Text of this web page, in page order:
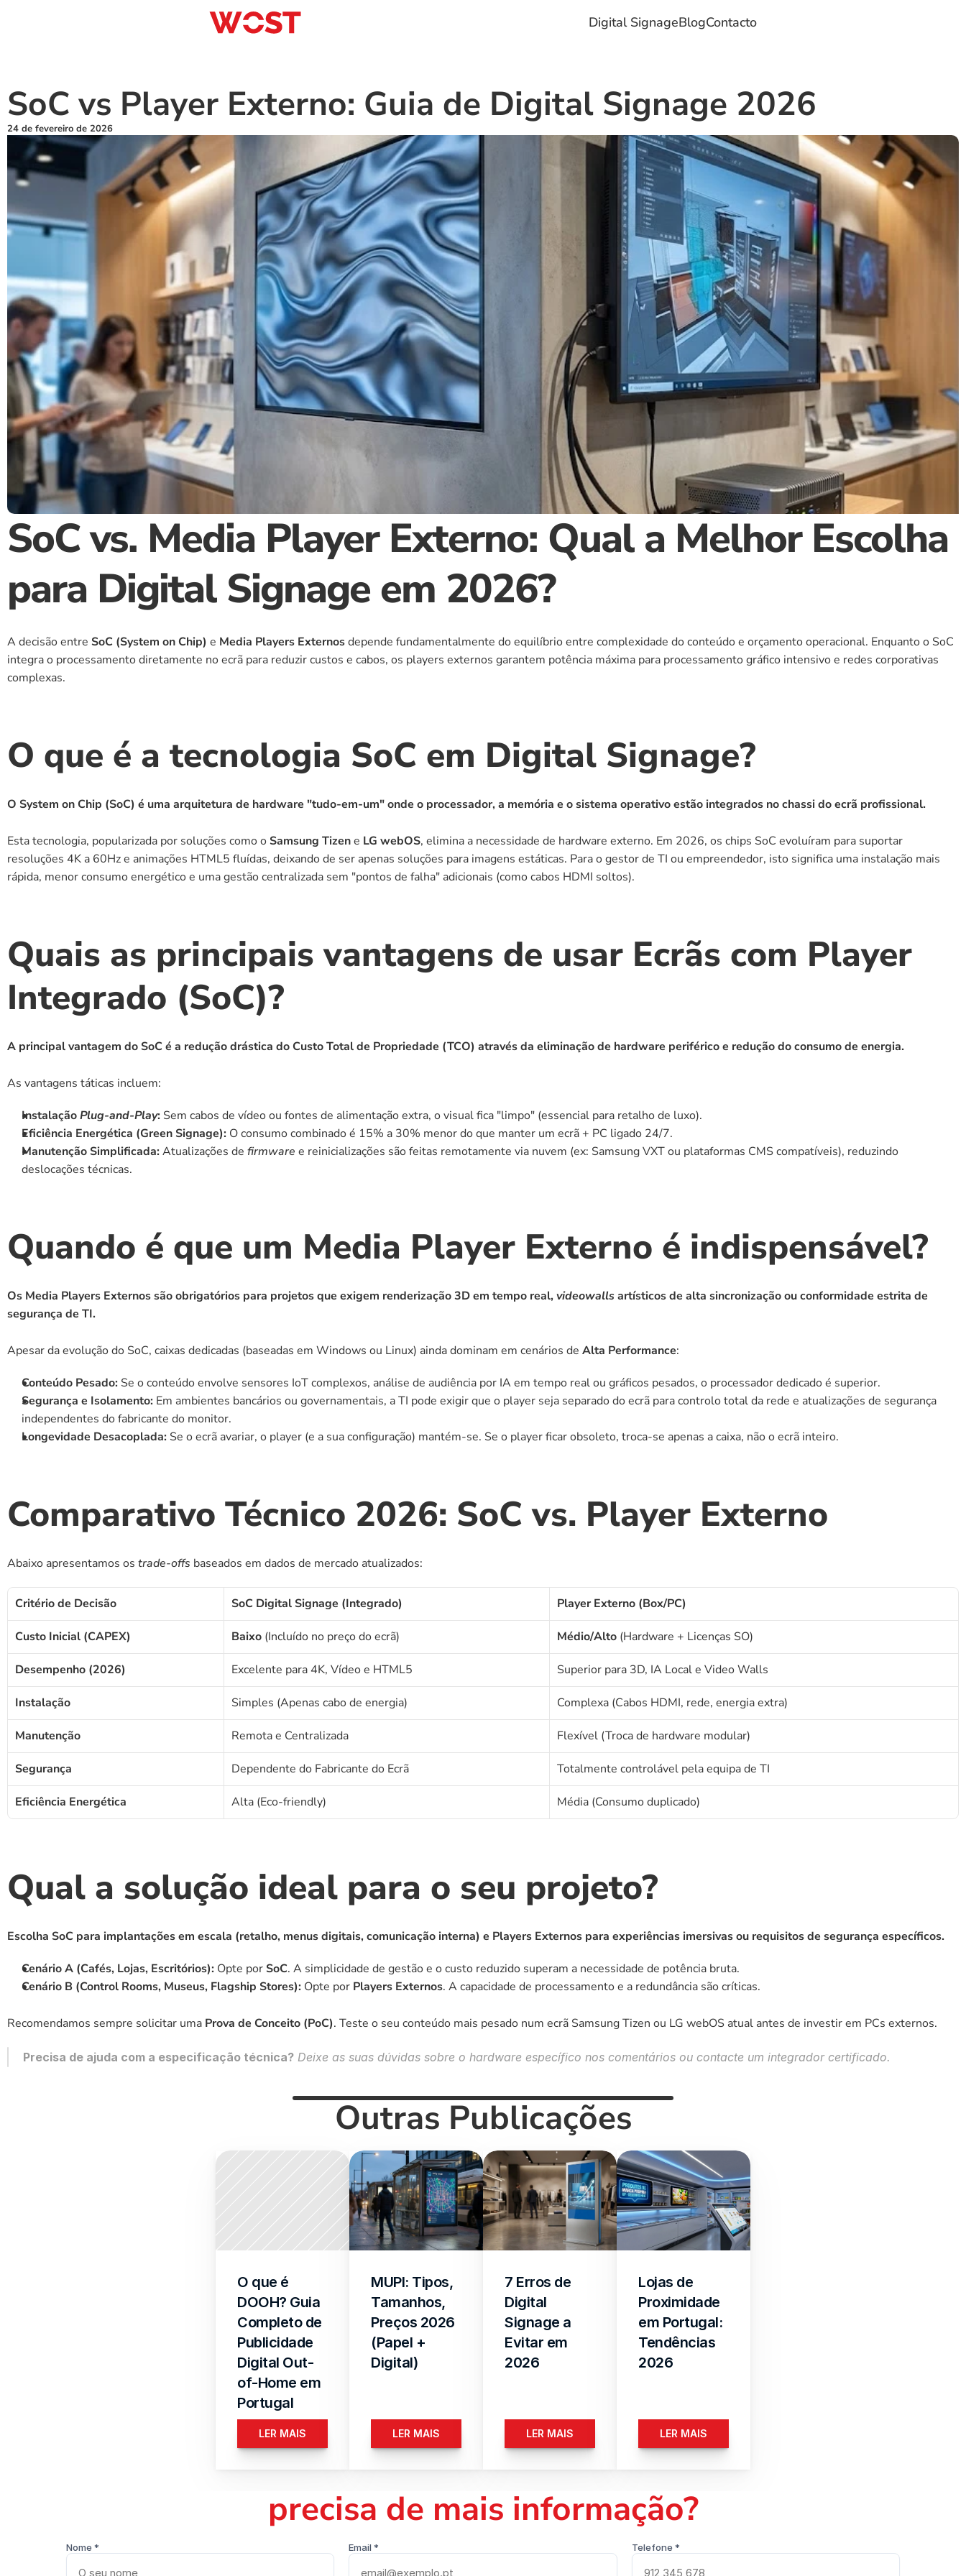
Digital SignageBlogContacto
SoC vs Player Externo: Guia de Digital Signage 2026
24 de fevereiro de 2026
SoC vs. Media Player Externo: Qual a Melhor Escolha
para Digital Signage em 2026?
A decisão entre SoC (System on Chip) e Media Players Externos depende fundamentalmente do equilíbrio entre complexidade do conteúdo e orçamento operacional. Enquanto o SoC
integra o processamento diretamente no ecrã para reduzir custos e cabos, os players externos garantem potência máxima para processamento gráfico intensivo e redes corporativas
complexas.
O que é a tecnologia SoC em Digital Signage?
O System on Chip (SoC) é uma arquitetura de hardware "tudo-em-um" onde o processador, a memória e o sistema operativo estão integrados no chassi do ecrã profissional.
Esta tecnologia, popularizada por soluções como o Samsung Tizen e LG webOS, elimina a necessidade de hardware externo. Em 2026, os chips SoC evoluíram para suportar
resoluções 4K a 60Hz e animações HTML5 fluídas, deixando de ser apenas soluções para imagens estáticas. Para o gestor de TI ou empreendedor, isto significa uma instalação mais
rápida, menor consumo energético e uma gestão centralizada sem "pontos de falha" adicionais (como cabos HDMI soltos).
Quais as principais vantagens de usar Ecrãs com Player
Integrado (SoC)?
A principal vantagem do SoC é a redução drástica do Custo Total de Propriedade (TCO) através da eliminação de hardware periférico e redução do consumo de energia.
As vantagens táticas incluem:
Instalação Plug-and-Play: Sem cabos de vídeo ou fontes de alimentação extra, o visual fica "limpo" (essencial para retalho de luxo).
Eficiência Energética (Green Signage): O consumo combinado é 15% a 30% menor do que manter um ecrã + PC ligado 24/7.
Manutenção Simplificada: Atualizações de firmware e reinicializações são feitas remotamente via nuvem (ex: Samsung VXT ou plataformas CMS compatíveis), reduzindo
deslocações técnicas.
Quando é que um Media Player Externo é indispensável?
Os Media Players Externos são obrigatórios para projetos que exigem renderização 3D em tempo real, videowalls artísticos de alta sincronização ou conformidade estrita de
segurança de TI.
Apesar da evolução do SoC, caixas dedicadas (baseadas em Windows ou Linux) ainda dominam em cenários de Alta Performance:
Conteúdo Pesado: Se o conteúdo envolve sensores IoT complexos, análise de audiência por IA em tempo real ou gráficos pesados, o processador dedicado é superior.
Segurança e Isolamento: Em ambientes bancários ou governamentais, a TI pode exigir que o player seja separado do ecrã para controlo total da rede e atualizações de segurança
independentes do fabricante do monitor.
Longevidade Desacoplada: Se o ecrã avariar, o player (e a sua configuração) mantém-se. Se o player ficar obsoleto, troca-se apenas a caixa, não o ecrã inteiro.
Comparativo Técnico 2026: SoC vs. Player Externo
Abaixo apresentamos os trade-offs baseados em dados de mercado atualizados:
Critério de Decisão SoC Digital Signage (Integrado) Player Externo (Box/PC)
Custo Inicial (CAPEX) Baixo (Incluído no preço do ecrã) Médio/Alto (Hardware + Licenças SO)
Desempenho (2026) Excelente para 4K, Vídeo e HTML5 Superior para 3D, IA Local e Video Walls
Instalação Simples (Apenas cabo de energia) Complexa (Cabos HDMI, rede, energia extra)
Manutenção Remota e Centralizada Flexível (Troca de hardware modular)
Segurança Dependente do Fabricante do Ecrã Totalmente controlável pela equipa de TI
Eficiência Energética Alta (Eco-friendly) Média (Consumo duplicado)
Qual a solução ideal para o seu projeto?
Escolha SoC para implantações em escala (retalho, menus digitais, comunicação interna) e Players Externos para experiências imersivas ou requisitos de segurança específicos.
Cenário A (Cafés, Lojas, Escritórios): Opte por SoC. A simplicidade de gestão e o custo reduzido superam a necessidade de potência bruta.
Cenário B (Control Rooms, Museus, Flagship Stores): Opte por Players Externos. A capacidade de processamento e a redundância são críticas.
Recomendamos sempre solicitar uma Prova de Conceito (PoC). Teste o seu conteúdo mais pesado num ecrã Samsung Tizen ou LG webOS atual antes de investir em PCs externos.
Precisa de ajuda com a especificação técnica? Deixe as suas dúvidas sobre o hardware específico nos comentários ou contacte um integrador certificado.
Outras Publicações
O que é
DOOH? Guia
Completo de
Publicidade
Digital Out-
of-Home em
Portugal
LER MAIS
MUPI: Tipos,
Tamanhos,
Preços 2026
(Papel +
Digital)
LER MAIS
7 Erros de
Digital
Signage a
Evitar em
2026
LER MAIS
Lojas de
Proximidade
em Portugal:
Tendências
2026
LER MAIS
precisa de mais informação?
Nome * Email * Telefone *